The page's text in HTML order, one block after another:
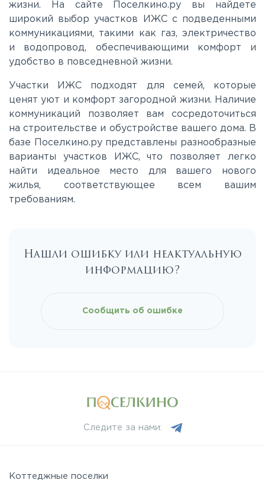
жизни. На сайте Поселкино.ру вы найдете
широкий выбор участков ИЖС с подведенными
коммуникациями, такими как газ, электричество
и водопровод, обеспечивающими комфорт и
удобство в повседневной жизни.
Участки ИЖС подходят для семей, которые
ценят уют и комфорт загородной жизни. Наличие
коммуникаций позволяет вам сосредоточиться
на строительстве и обустройстве вашего дома. В
базе Поселкино.ру представлены разнообразные
варианты участков ИЖС, что позволяет легко
найти идеальное место для вашего нового
жилья, соответствующее всем вашим
требованиям.
Нашли ошибку или неактуальную
информацию?
Сообщить об ошибке
Следите за нами:
Коттеджные поселки